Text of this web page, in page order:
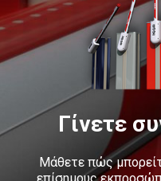
Γίνετε
Μάθετε πώς